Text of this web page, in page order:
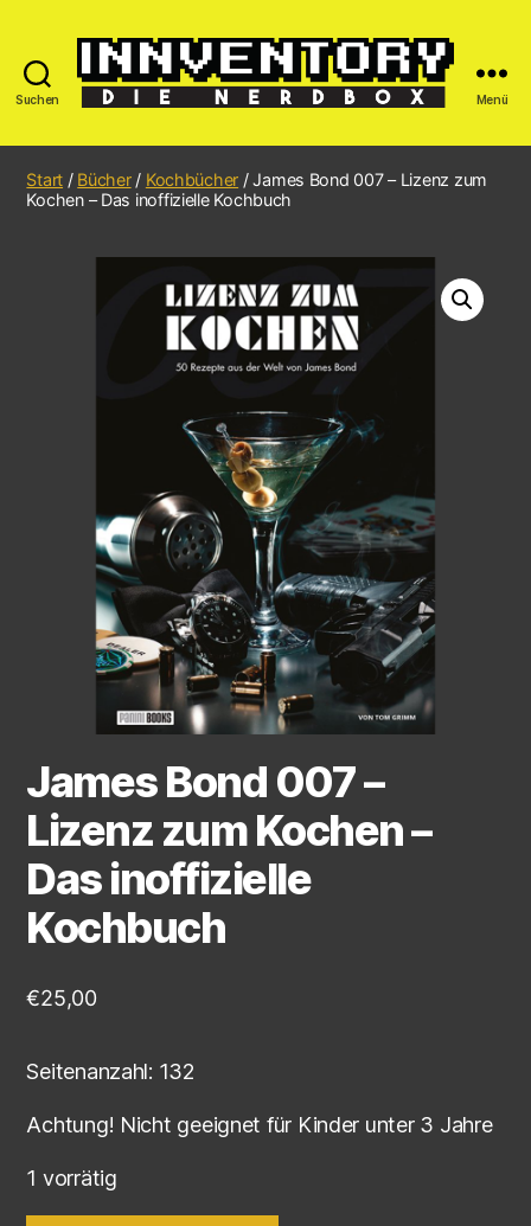
Suchen Menü
Start / Bücher/ Kochbücher / James Bond 007 – Lizenz zum
Kochen – Das inoffizielle Kochbuch
James Bond 007 –
Lizenz zum Kochen –
Das inoffizielle
Kochbuch
€25,00
Seitenanzahl: 132
Achtung! Nicht geeignet für Kinder unter 3 Jahre
1 vorrätig